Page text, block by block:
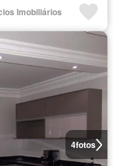
Imobiliários
4fotos